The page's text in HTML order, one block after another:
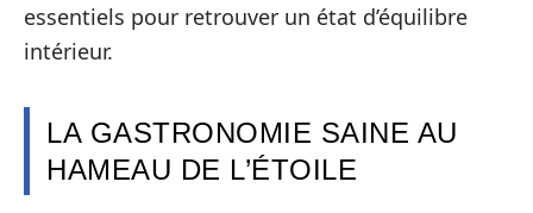
essentiels pour retrouver un état d’équilibre
intérieur.
LA GASTRONOMIE SAINE AU
HAMEAU DE L’ÉTOILE